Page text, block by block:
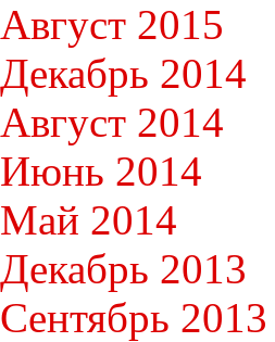
Август 2015
Декабрь 2014
Август 2014
Июнь 2014
Май 2014
Декабрь 2013
Сентябрь 2013